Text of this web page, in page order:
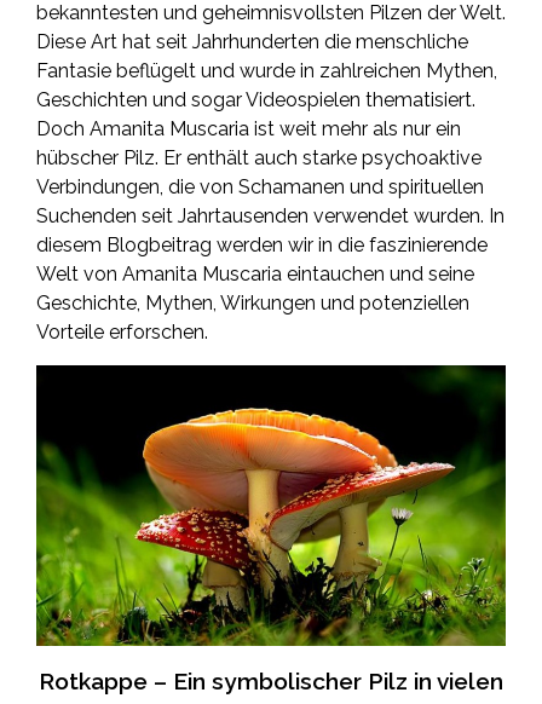
bekanntesten und geheimnisvollsten Pilzen der Welt.
Diese Art hat seit Jahrhunderten die menschliche
Fantasie beflügelt und wurde in zahlreichen Mythen,
Geschichten und sogar Videospielen thematisiert.
Doch Amanita Muscaria ist weit mehr als nur ein
hübscher Pilz. Er enthält auch starke psychoaktive
Verbindungen, die von Schamanen und spirituellen
Suchenden seit Jahrtausenden verwendet wurden. In
diesem Blogbeitrag werden wir in die faszinierende
Welt von Amanita Muscaria eintauchen und seine
Geschichte, Mythen, Wirkungen und potenziellen
Vorteile erforschen.
Rotkappe – Ein symbolischer Pilz in vielen